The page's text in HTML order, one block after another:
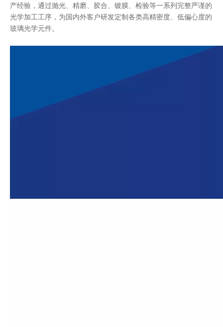
产经验，通过抛光、精磨、胶合、镀膜、检验等一系列完整严谨的
光学加工工序，为国内外客户研发定制各类高精密度、低偏心度的
玻璃光学元件。